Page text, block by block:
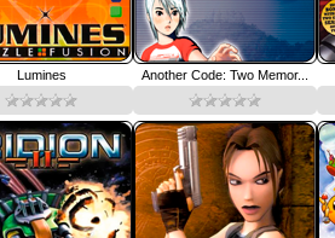
Lumines Another Code: Two Memor...